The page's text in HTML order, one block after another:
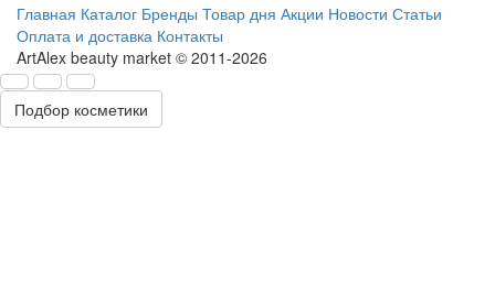
Главная Каталог Бренды Товар дня Акции Новости Статьи
Оплата и доставка Контакты
ArtAlex beauty market © 2011-2026
Подбор косметики